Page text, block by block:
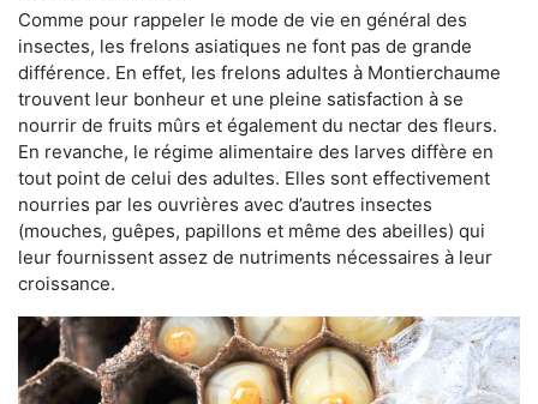
Comme pour rappeler le mode de vie en général des
insectes, les frelons asiatiques ne font pas de grande
différence. En effet, les frelons adultes à Montierchaume
trouvent leur bonheur et une pleine satisfaction à se
nourrir de fruits mûrs et également du nectar des fleurs.
En revanche, le régime alimentaire des larves diffère en
tout point de celui des adultes. Elles sont effectivement
nourries par les ouvrières avec d’autres insectes
(mouches, guêpes, papillons et même des abeilles) qui
leur fournissent assez de nutriments nécessaires à leur
croissance.